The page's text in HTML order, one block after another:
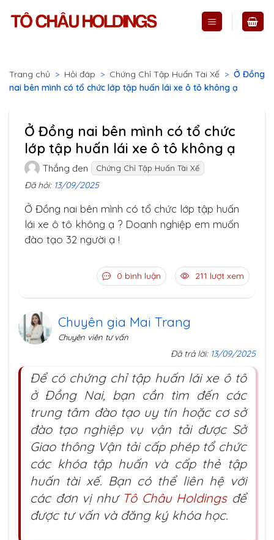
Trang chủ > Hỏi đáp > Chứng Chỉ Tập Huấn Tài Xế > Ở Đồng
nai bên mình có tổ chức lớp tập huấn lái xe ô tô không ạ
Ở Đồng nai bên mình có tổ chức
lớp tập huấn lái xe ô tô không ạ
Thắng đen Chứng Chỉ Tập Huấn Tài Xế
Đã hỏi: 13/09/2025
Ở Đồng nai bên mình có tổ chức lớp tập huấn
lái xe ô tô không ạ ? Doanh nghiệp em muốn
đào tạo 32 người ạ !
0 bình luận 211 lượt xem
Chuyên gia Mai Trang
Chuyên viên tư vấn
Đã trả lời: 13/09/2025
Để có chứng chỉ tập huấn lái xe ô tô
ở Đồng Nai, bạn cần tìm đến các
trung tâm đào tạo uy tín hoặc cơ sở
đào tạo nghiệp vụ vận tải được Sở
Giao thông Vận tải cấp phép tổ chức
các khóa tập huấn và cấp thẻ tập
huấn tài xế. Bạn có thể liên hệ với
các đơn vị như Tô Châu Holdingsđể
được tư vấn và đăng ký khóa học.